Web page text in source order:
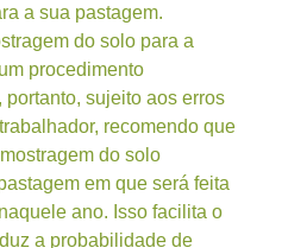
a sua pastagem.
do solo para a
procedimento
portanto, sujeito aos erros
recomendo que
do solo
em que será feita
ano. Isso facilita o
a probabilidade de